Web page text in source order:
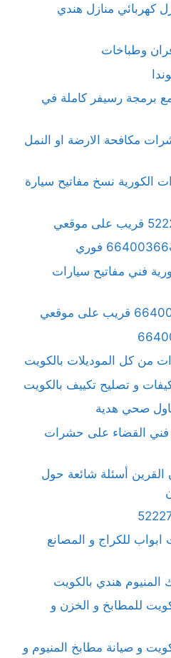
كهربائي منازل هندي
وطباخات
برمجة رسيفر كاملة في
مكافحة الارضة او النمل
الكورية نسخ مفاتيح سيارة
فني مفاتيح سيارات
من كل الموديلات بالكويت
و تصليح تكييف بالكويت
صحي هدية
فني القضاء على حشرات
أسئلة شائعة حول
للكراج و المصانع
المنيوم هندي بالكويت
للمطابخ و الخزن و
و صيانة مطابخ المنيوم و